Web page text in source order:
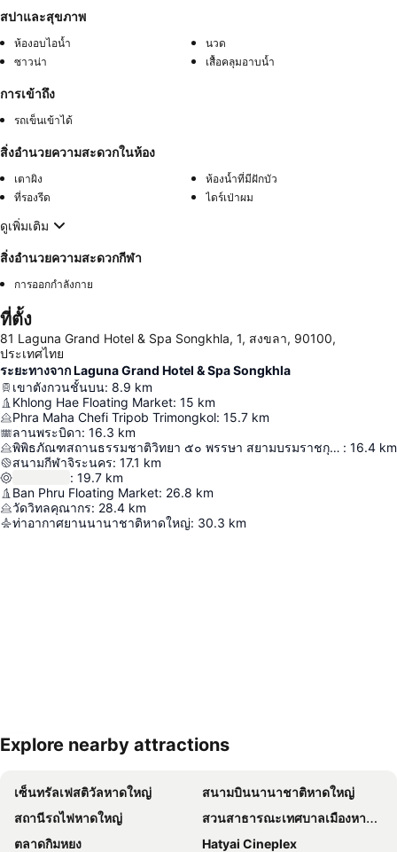
สปาและสุขภาพ
ห้องอบไอน้ำ
นวด
ซาวน่า
เสื้อคลุมอาบน้ำ
การเข้าถึง
รถเข็นเข้าได้
สิ่งอำนวยความสะดวกในห้อง
เตาผิง
ห้องน้ำที่มีฝักบัว
ที่รองรีด
ไดร์เป่าผม
ดูเพิ่มเติม
สิ่งอำนวยความสะดวกกีฬา
การออกกำลังกาย
ที่ตั้ง
81 Laguna Grand Hotel & Spa Songkhla, 1, สงขลา, 90100,
ประเทศไทย
ระยะทางจาก Laguna Grand Hotel & Spa Songkhla
เขาตังกวนชั้นบน: 8.9 km
Khlong Hae Floating Market: 15 km
Phra Maha Chefi Tripob Trimongkol: 15.7 km
ลานพระบิดา: 16.3 km
พิพิธภัณฑสถานธรรมชาติวิทยา ๕๐ พรรษา สยามบรมราชกุมารี : 16.4 km
สนามกีฬาจิระนคร: 17.1 km
: 19.7 km
Ban Phru Floating Market: 26.8 km
วัดวิทลคุณากร: 28.4 km
ท่าอากาศยานนานาชาติหาดใหญ่: 30.3 km
Explore nearby attractions
เซ็นทรัลเฟสติวัลหาดใหญ่
สนามบินนานาชาติหาดใหญ่
สถานีรถไฟหาดใหญ่
สวนสาธารณะเทศบาลเมืองหาดใหญ่
ตลาดกิมหยง
Hatyai Cineplex